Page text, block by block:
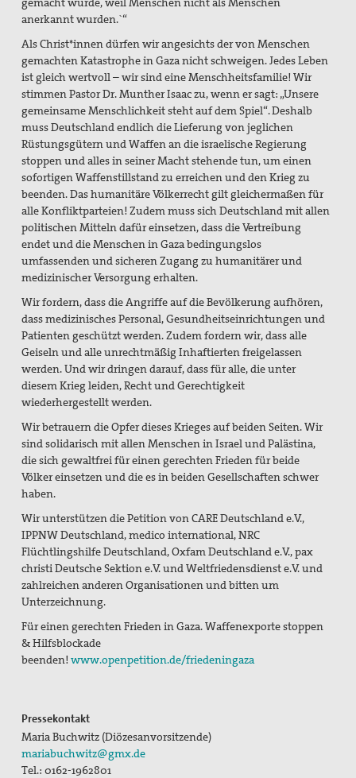
anerkannt wurden.`“
Als Christ*innen dürfen wir angesichts der von Menschen
gemachten Katastrophe in Gaza nicht schweigen. Jedes Leben
ist gleich wertvoll – wir sind eine Menschheitsfamilie! Wir
stimmen Pastor Dr. Munther Isaac zu, wenn er sagt: „Unsere
gemeinsame Menschlichkeit steht auf dem Spiel“. Deshalb
muss Deutschland endlich die Lieferung von jeglichen
Rüstungsgütern und Waffen an die israelische Regierung
stoppen und alles in seiner Macht stehende tun, um einen
sofortigen Waffenstillstand zu erreichen und den Krieg zu
beenden. Das humanitäre Völkerrecht gilt gleichermaßen für
alle Konfliktparteien! Zudem muss sich Deutschland mit allen
politischen Mitteln dafür einsetzen, dass die Vertreibung
endet und die Menschen in Gaza bedingungslos
umfassenden und sicheren Zugang zu humanitärer und
medizinischer Versorgung erhalten.
Wir fordern, dass die Angriffe auf die Bevölkerung aufhören,
dass medizinisches Personal, Gesundheitseinrichtungen und
Patienten geschützt werden. Zudem fordern wir, dass alle
Geiseln und alle unrechtmäßig Inhaftierten freigelassen
werden. Und wir dringen darauf, dass für alle, die unter
diesem Krieg leiden, Recht und Gerechtigkeit
wiederhergestellt werden.
Wir betrauern die Opfer dieses Krieges auf beiden Seiten. Wir
sind solidarisch mit allen Menschen in Israel und Palästina,
die sich gewaltfrei für einen gerechten Frieden für beide
Völker einsetzen und die es in beiden Gesellschaften schwer
haben.
Wir unterstützen die Petition von CARE Deutschland e.V.,
IPPNW Deutschland, medico international, NRC
Flüchtlingshilfe Deutschland, Oxfam Deutschland e.V., pax
christi Deutsche Sektion e.V. und Weltfriedensdienst e.V. und
zahlreichen anderen Organisationen und bitten um
Unterzeichnung.
Für einen gerechten Frieden in Gaza. Waffenexporte stoppen
& Hilfsblockade
beenden!www.openpetition.de/friedeningaza
Pressekontakt
Maria Buchwitz (Diözesanvorsitzende)
mariabuchwitz@gmx.de
Tel.: 0162-1962801